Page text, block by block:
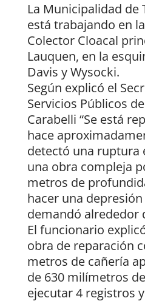
La Municipalidad de
está trabajando en
Colector Cloacal
Lauquen, en la
Davis y Wysocki.
Según explicó el
Servicios Públicos
Carabelli “Se está
hace
detectó una ruptura
una obra compleja
metros de
hacer una
demandó alrededor
El funcionario
obra de reparación
metros de cañería
de 630 milímetros
ejecutar 4 registros